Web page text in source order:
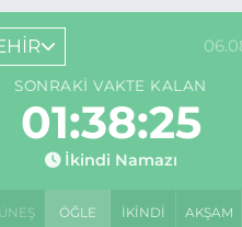
SONRAKI VAKTE KALAN
01:38:24
İkindi Namazı
ÖĞLE İKINDI AKŞAM